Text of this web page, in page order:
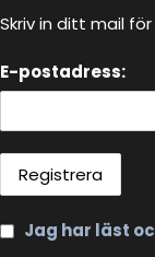
Skriv in ditt mail
E-postadress:
Jag har läst